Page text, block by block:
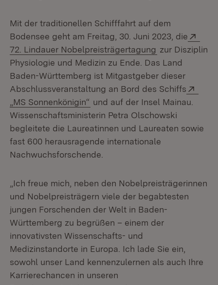
Mit der traditionellen Schifffahrt auf dem
Bodensee geht am Freitag, 30. Juni 2023, die
72. Lindauer Nobelpreisträgertagung (Öffnet in
zur Disziplin
Physiologie und Medizin zu Ende. Das Land
Baden-Württemberg ist Mitgastgeber dieser
Abschlussveranstaltung an Bord des Schiffs
„MS Sonnenkönigin“ (Öffnet in neuem Fenster)
und auf der Insel Mainau.
Wissenschaftsministerin Petra Olschowski
begleitete die Laureatinnen und Laureaten sowie
fast 600 herausragende internationale
Nachwuchsforschende.
„Ich freue mich, neben den Nobelpreisträgerinnen
und Nobelpreisträgern viele der begabtesten
jungen Forschenden der Welt in Baden-
Württemberg zu begrüßen – einem der
innovativsten Wissenschafts- und
Medizinstandorte in Europa. Ich lade Sie ein,
sowohl unser Land kennenzulernen als auch Ihre
Karrierechancen in unseren